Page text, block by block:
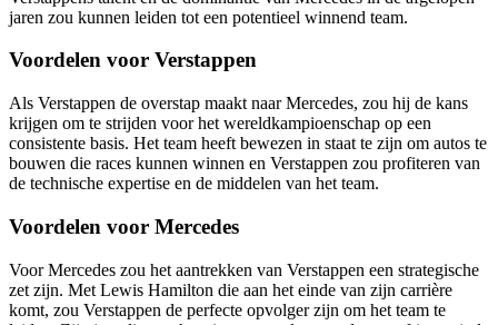
jaren zou kunnen leiden tot een potentieel winnend team.
Voordelen voor Verstappen
Als Verstappen de overstap maakt naar Mercedes, zou hij de kans
krijgen om te strijden voor het wereldkampioenschap op een
consistente basis. Het team heeft bewezen in staat te zijn om autos te
bouwen die races kunnen winnen en Verstappen zou profiteren van
de technische expertise en de middelen van het team.
Voordelen voor Mercedes
Voor Mercedes zou het aantrekken van Verstappen een strategische
zet zijn. Met Lewis Hamilton die aan het einde van zijn carrière
komt, zou Verstappen de perfecte opvolger zijn om het team te